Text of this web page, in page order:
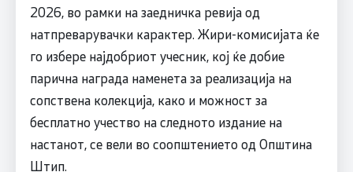
2026, во рамки на заедничка ревија од
натпреварувачки карактер. Жири-комисијата ќе
го избере најдобриот учесник, кој ќе добие
парична награда наменета за реализација на
сопствена колекција, како и можност за
бесплатно учество на следното издание на
настанот, се вели во соопштението од Општина
Штип.